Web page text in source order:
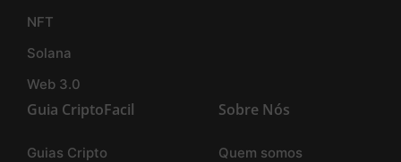
NFT
Solana
Web 3.0
Guia CriptoFacil
Guias Cripto
Sobre Nós
Quem somos